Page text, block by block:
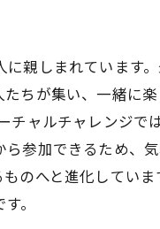
親しまれています
ちが集い、一緒に楽
ャルチャレンジで
参加できるため、
のへと進化してい
。